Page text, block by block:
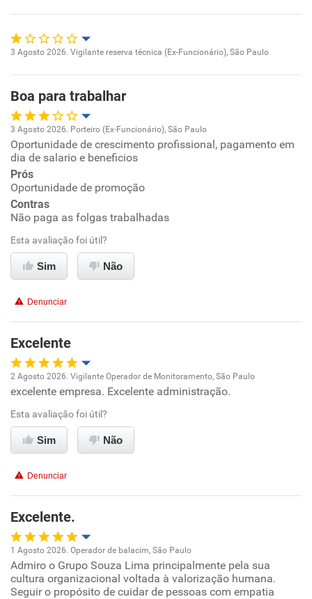
Recomenda a diretoria
Ambiente de trabalho
Conciliação com a vida familiar
Benefícios
Não recomenda esta empresa
3 Agosto 2026. Vigilante reserva técnica (Ex-Funcionário), São Paulo
Boa para trabalhar
Oportunidade de promoção
Ambiente de trabalho
Conciliação com a vida familiar
Benefícios
Não recomenda a diretoria
3 Agosto 2026. Porteiro (Ex-Funcionário), São Paulo
Oportunidade de crescimento profissional, pagamento em
dia de salario e beneficios
Prós
Oportunidade de promoção
Contras
Não paga as folgas trabalhadas
Esta avaliação foi útil?
Sim Não
Denunciar
Excelente
Oportunidade de promoção
Ambiente de trabalho
Benefícios
Recomenda esta empresa
2 Agosto 2026. Vigilante Operador de Monitoramento, São Paulo
excelente empresa. Excelente administração.
Esta avaliação foi útil?
Sim Não
Denunciar
Excelente.
Oportunidade de promoção
1 Agosto 2026. Operador de balacim, São Paulo
Admiro o Grupo Souza Lima principalmente pela sua
cultura organizacional voltada à valorização humana.
Seguir o propósito de cuidar de pessoas com empatia